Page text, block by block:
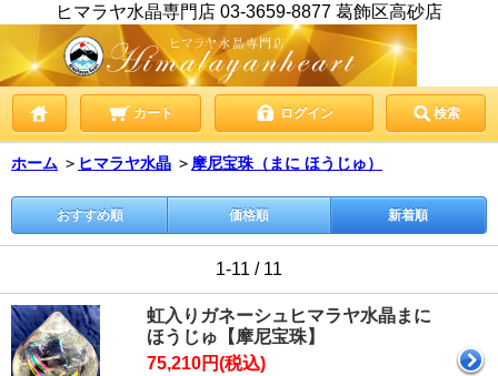
ヒマラヤ水晶専門店 03-3659-8877 葛飾区高砂店
カート ログイン 検索
ホーム ＞ ヒマラヤ水晶 ＞ 摩尼宝珠（まに ほうじゅ）
おすすめ順 価格順 新着順
1-11 / 11
虹入りガネーシュヒマラヤ水晶まに
ほうじゅ【摩尼宝珠】
75,210円(税込)